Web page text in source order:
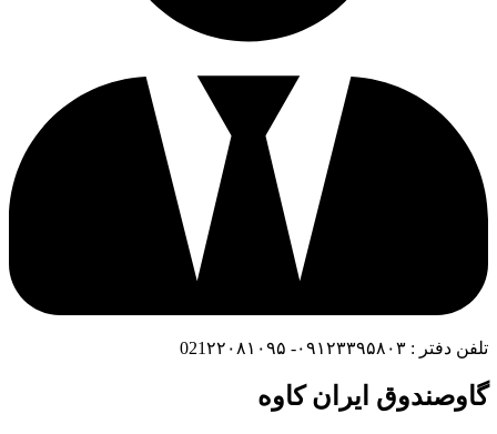
تلفن دفتر : ۰۹۱۲۳۳۹۵۸۰۳- 021۲۲۰۸۱۰۹۵
گاوصندوق ایران کاوه